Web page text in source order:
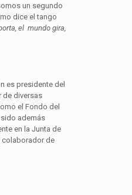
un segundo
dice el tango
el mundo gira,
es presidente del
de diversas
el Fondo del
sido además
en la Junta de
colaborador de